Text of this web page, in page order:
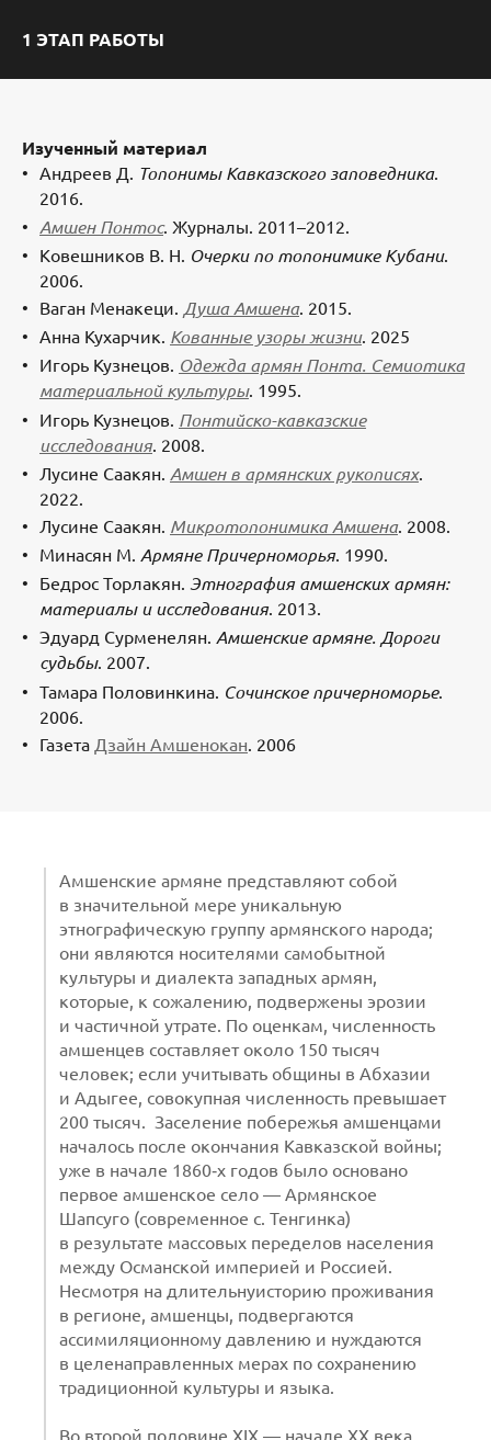
1 ЭТАП РАБОТЫ
Изученный материал
Андреев Д. Топонимы Кавказского заповедника.
2016.
Амшен Понтос. Журналы. 2011–2012.
Ковешников В. Н. Очерки по топонимике Кубани.
2006.
Ваган Менакеци. Душа Амшена. 2015.
Анна Кухарчик. Кованные узоры жизни. 2025
Игорь Кузнецов. Одежда армян Понта. Семиотика
материальной культуры. 1995.
Игорь Кузнецов. Понтийско-кавказские
исследования . 2008.
Лусине Саакян. Амшен в армянских рукописях.
2022.
Лусине Саакян. Микротопонимика Амшена. 2008.
Минасян М. Армяне Причерноморья. 1990.
Бедрос Торлакян. Этнография амшенских армян:
материалы и исследования. 2013.
Эдуард Сурменелян. Амшенские армяне. Дороги
судьбы. 2007.
Тамара Половинкина. Сочинское причерноморье.
2006.
Газета Дзайн Амшенокан . 2006
Амшенские армяне представляют собой
в значительной мере уникальную
этнографическую группу армянского народа;
они являются носителями самобытной
культуры и диалекта западных армян,
которые, к сожалению, подвержены эрозии
и частичной утрате. По оценкам, численность
амшенцев составляет около 150 тысяч
человек; если учитывать общины в Абхазии
и Адыгее, совокупная численность превышает
200 тысяч. Заселение побережья амшенцами
началось после окончания Кавказской войны;
уже в начале 1860‑х годов было основано
первое амшенское село — Армянское
Шапсуго (современное с. Тенгинка)
в результате массовых переделов населения
между Османской империей и Россией.
Несмотря на длительнуисторию проживания
в регионе, амшенцы, подвергаются
ассимиляционному давлению и нуждаются
в целенаправленных мерах по сохранению
традиционной культуры и языка.
Во второй половине XIX — начале XX века,